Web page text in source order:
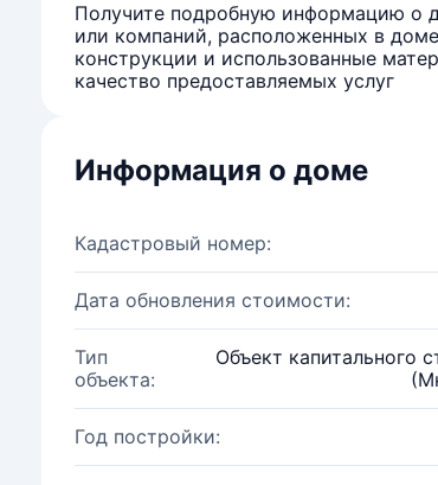
Получите подробную информацию о
или компаний, расположенных в
конструкции и использованные
качество предоставляемых услуг
Информация о доме
Кадастровый номер:
Дата обновления стоимости:
Тип
объекта:
Объект капитального
Год постройки: